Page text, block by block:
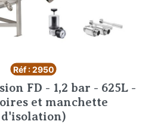
Réf : 2950
FD - 1,2 bar - 625L -
et manchette
d'isolation)